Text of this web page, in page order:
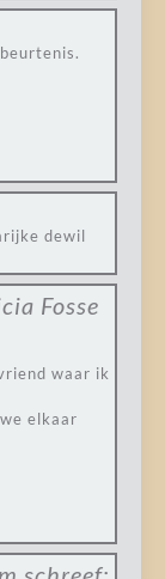
dewil
Fosse
waar ik
elkaar